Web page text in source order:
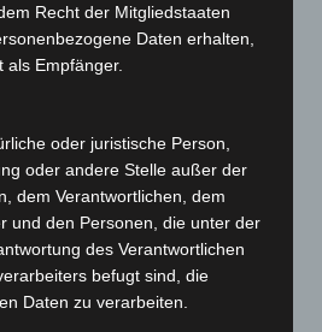
Recht der Mitgliedstaaten
Daten erhalten,
als Empfänger.
oder juristische Person,
oder andere Stelle außer der
dem Verantwortlichen, dem
und den Personen, die unter der
des Verantwortlichen
befugt sind, die
Daten zu verarbeiten.